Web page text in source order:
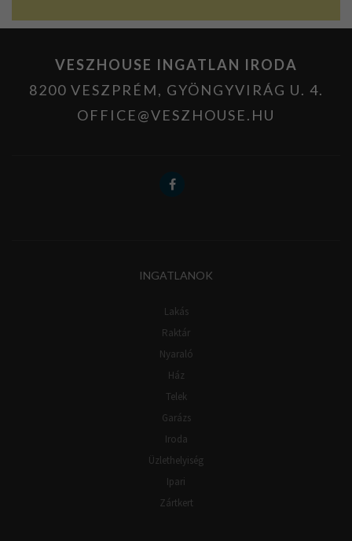
VESZHOUSE INGATLAN IRODA
8200 VESZPRÉM, GYÖNGYVIRÁG U. 4.
OFFICE@VESZHOUSE.HU
INGATLANOK
Lakás
Raktár
Nyaraló
Ház
Telek
Garázs
Iroda
Üzlethelyiség
Ipari
Zártkert